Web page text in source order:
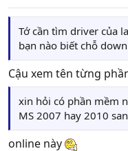
Tớ cần tìm driver của
bạn nào biết chỗ
Cậu xem tên từng
xin hỏi có phần mềm
MS 2007 hay 2010
online này